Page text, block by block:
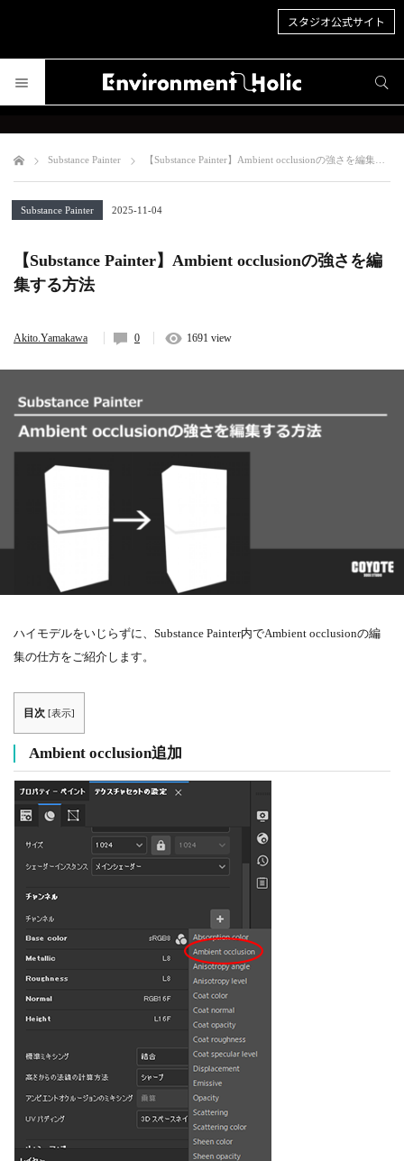
スタジオ公式サイト
Substance Painter 【Substance Painter】Ambient occlusionの強さを編集する方法
Substance Painter 2025-11-04
【Substance Painter】Ambient occlusionの強さを編
集する方法
Akito.Yamakawa 0 1691 view
ハイモデルをいじらずに、Substance Painter内でAmbient occlusionの編
集の仕方をご紹介します。
目次 [表示]
Ambient occlusion追加
サイト内検索